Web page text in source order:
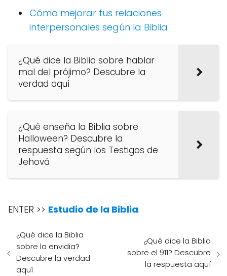
Cómo mejorar tus relaciones
interpersonales según la Biblia
¿Qué dice la Biblia sobre hablar
mal del prójimo? Descubre la
verdad aquí
¿Qué enseña la Biblia sobre
Halloween? Descubre la
respuesta según los Testigos de
Jehová
ENTER >> Estudio de la Biblia.
¿Qué dice la Biblia
sobre la envidia?
Descubre la verdad
aquí
¿Qué dice la Biblia
sobre el 911? Descubre
la respuesta aquí